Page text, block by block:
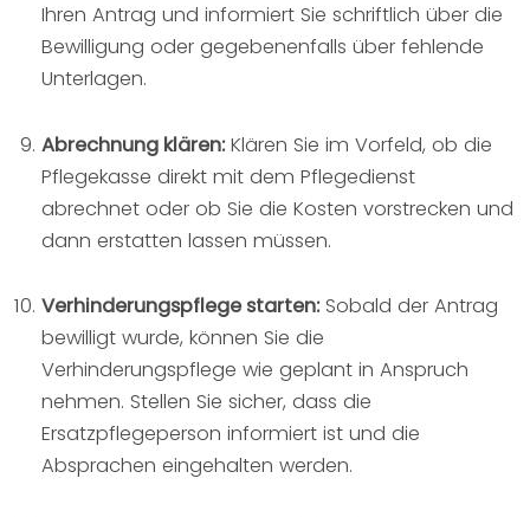
Ihren Antrag und informiert Sie schriftlich über die
Bewilligung oder gegebenenfalls über fehlende
Unterlagen.
Abrechnung klären:Klären Sie im Vorfeld, ob die
Pflegekasse direkt mit dem Pflegedienst
abrechnet oder ob Sie die Kosten vorstrecken und
dann erstatten lassen müssen.
Verhinderungspflege starten:Sobald der Antrag
bewilligt wurde, können Sie die
Verhinderungspflege wie geplant in Anspruch
nehmen. Stellen Sie sicher, dass die
Ersatzpflegeperson informiert ist und die
Absprachen eingehalten werden.